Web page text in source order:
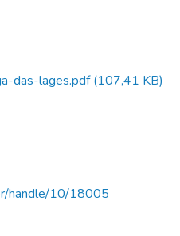
das-lages.pdf(107,41 KB)
handle/10/18005